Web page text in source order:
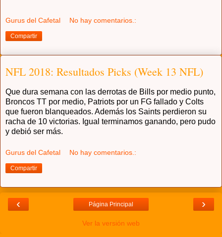
Gurus del Cafetal No hay comentarios.:
Compartir
NFL 2018: Resultados Picks (Week 13 NFL)
Que dura semana con las derrotas de Bills por medio punto,
Broncos TT por medio, Patriots por un FG fallado y Colts
que fueron blanqueados. Además los Saints perdieron su
racha de 10 victorias. Igual terminamos ganando, pero pudo
y debió ser más.
Gurus del Cafetal No hay comentarios.:
Compartir
‹ ›
Página Principal
Ver la versión web